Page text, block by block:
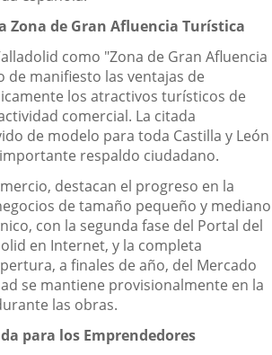
Zona de Gran Afluencia Turística
como "Zona de Gran Afluencia
de manifiesto las ventajas de
los atractivos turísticos de
comercial. La citada
de modelo para toda Castilla y León
respaldo ciudadano.
destacan el progreso en la
de tamaño pequeño y mediano
con la segunda fase del Portal del
en Internet, y la completa
a finales de año, del Mercado
se mantiene provisionalmente en la
las obras.
para los Emprendedores